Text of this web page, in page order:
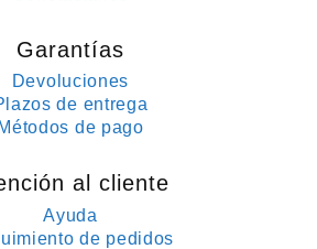
Garantías
Devoluciones
de entrega
Métodos de pago
al cliente
Ayuda
de pedidos